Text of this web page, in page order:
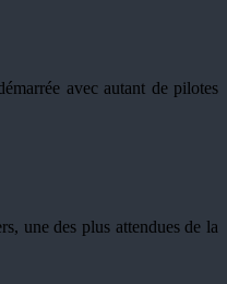
avec autant de pilotes
une des plus attendues de la